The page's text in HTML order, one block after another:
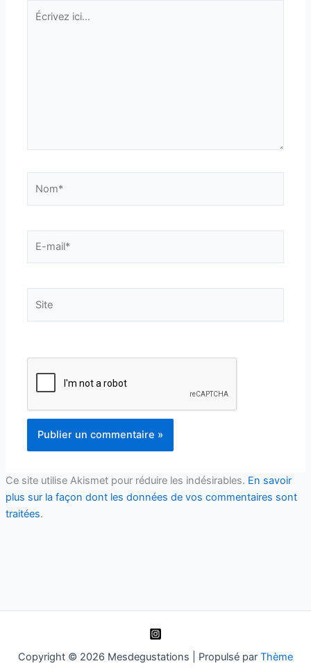
Écrivez
Ce site utilise Akismet pour réduire les indésirables. En savoir
plus sur la façon dont les données de vos commentaires sont
traitées.
Copyright © 2026 Mesdegustations | Propulsé par Thème